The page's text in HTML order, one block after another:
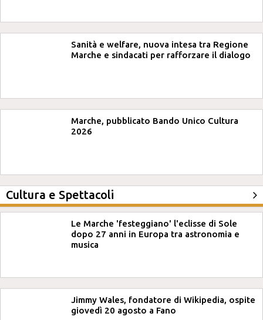
Sanità e welfare, nuova intesa tra Regione
Marche e sindacati per rafforzare il dialogo
Marche, pubblicato Bando Unico Cultura
2026
Cultura e Spettacoli
Le Marche 'festeggiano' l'eclisse di Sole
dopo 27 anni in Europa tra astronomia e
musica
Jimmy Wales, fondatore di Wikipedia, ospite
giovedì 20 agosto a Fano